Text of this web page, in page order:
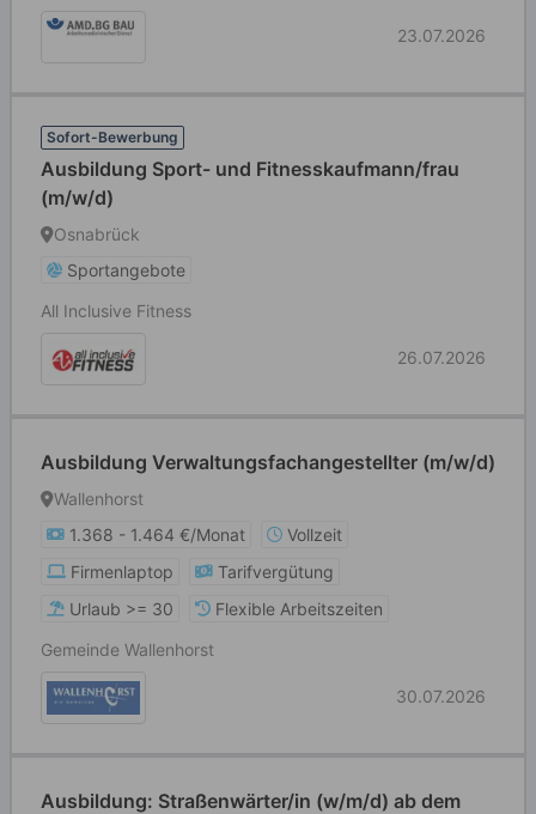
23.07.2026
Sofort-Bewerbung
Ausbildung Sport- und Fitnesskaufmann/frau
(m/w/d)
Osnabrück
Sportangebote
All Inclusive Fitness
26.07.2026
Ausbildung Verwaltungsfachangestellter (m/w/d)
Wallenhorst
1.368 - 1.464 €/Monat
Vollzeit
Firmenlaptop
Tarifvergütung
Urlaub >= 30
Flexible Arbeitszeiten
Gemeinde Wallenhorst
30.07.2026
Ausbildung: Straßenwärter/in (w/m/d) ab dem